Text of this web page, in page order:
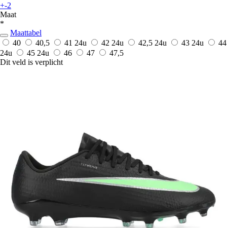
+-2
Maat
*
Maattabel
40
40,5 41 24u 42 24u 42,5 24u 43 24u
44
24u
45 24u 46 47
47,5
Dit veld is verplicht